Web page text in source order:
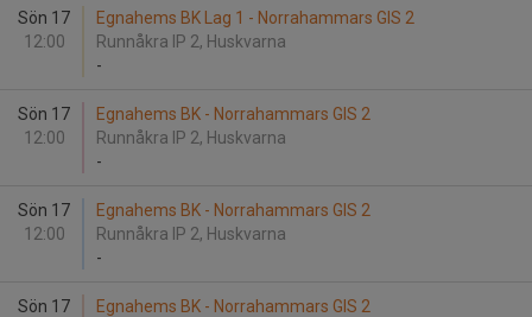
Sön 17
12:00
Egnahems BK Lag 1 - Norrahammars GIS 2
Runnåkra IP 2, Huskvarna
-
Sön 17
12:00
Egnahems BK - Norrahammars GIS 2
Runnåkra IP 2, Huskvarna
-
Sön 17
12:00
Egnahems BK - Norrahammars GIS 2
Runnåkra IP 2, Huskvarna
-
Sön 17
Egnahems BK - Norrahammars GIS 2